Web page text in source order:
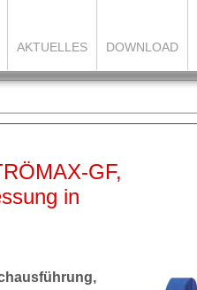
AKTUELLES DOWNLOAD
GF,
in